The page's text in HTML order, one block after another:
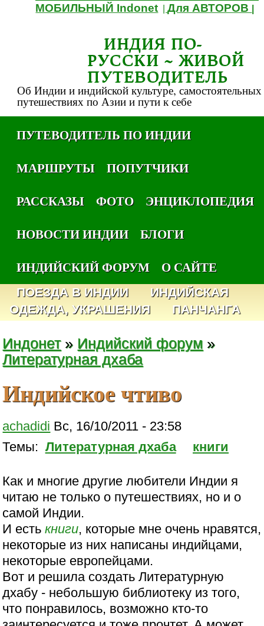
МОБИЛЬНЫЙ Indonet |Для АВТОРОВ
ИНДИЯ ПО-
РУССКИ ~ ЖИВОЙ
ПУТЕВОДИТЕЛЬ
Об Индии и индийской культуре, самостоятельных
путешествиях по Азии и пути к себе
ПУТЕВОДИТЕЛЬ ПО ИНДИИ
МАРШРУТЫ
ПОПУТЧИКИ
РАССКАЗЫ
ФОТО
ЭНЦИКЛОПЕДИЯ
НОВОСТИ ИНДИИ
БЛОГИ
ИНДИЙСКИЙ ФОРУМ
О САЙТЕ
ПОЕЗДА В ИНДИИ
ИНДИЙСКАЯ
ОДЕЖДА, УКРАШЕНИЯ
ПАНЧАНГА
Индонет» Индийский форум »
Литературная дхаба
Индийское чтиво
achadidi Вс, 16/10/2011 - 23:58
Темы: Литературная дхаба книги
Как и многие другие любители Индии я
читаю не только о путешествиях, но и о
самой Индии.
И естькниги, которые мне очень нравятся,
некоторые из них написаны индийцами,
некоторые европейцами.
Вот и решила создать Литературную
дхабу - небольшую библиотеку из того,
что понравилось, возможно кто-то